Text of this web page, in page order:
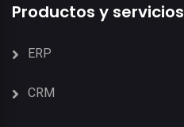
Productos y servicios
ERP
CRM